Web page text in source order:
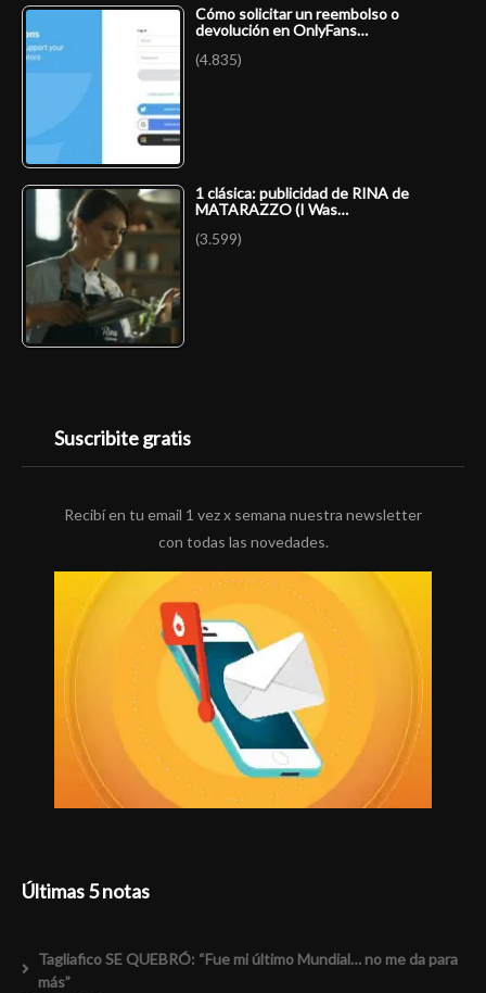
Cómo solicitar un reembolso o
devolución en OnlyFans…
(4.835)
1 clásica: publicidad de RINA de
MATARAZZO (I Was…
(3.599)
Suscribite gratis
Recibí en tu email 1 vez x semana nuestra newsletter
con todas las novedades.
Últimas 5 notas
Tagliafico SE QUEBRÓ: “Fue mi último Mundial… no me da para
más”